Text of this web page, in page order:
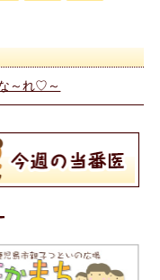
～れ♡～